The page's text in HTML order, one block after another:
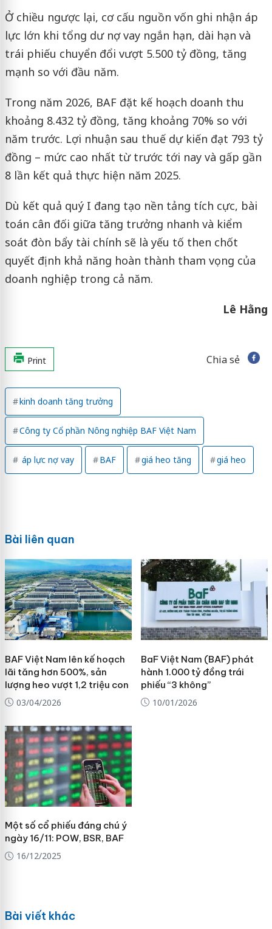
Ở chiều ngược lại, cơ cấu nguồn vốn ghi nhận áp
lực lớn khi tổng dư nợ vay ngắn hạn, dài hạn và
trái phiếu chuyển đổi vượt 5.500 tỷ đồng, tăng
mạnh so với đầu năm.
Trong năm 2026, BAF đặt kế hoạch doanh thu
khoảng 8.432 tỷ đồng, tăng khoảng 70% so với
năm trước. Lợi nhuận sau thuế dự kiến đạt 793 tỷ
đồng – mức cao nhất từ trước tới nay và gấp gần
8 lần kết quả thực hiện năm 2025.
Dù kết quả quý I đang tạo nền tảng tích cực, bài
toán cân đối giữa tăng trưởng nhanh và kiểm
soát đòn bẩy tài chính sẽ là yếu tố then chốt
quyết định khả năng hoàn thành tham vọng của
doanh nghiệp trong cả năm.
Lê Hằng
Print Chia sẻ
kinh doanh tăng trưởng
Công ty Cổ phần Nông nghiệp BAF Việt Nam
áp lực nợ vay BAF giá heo tăng giá heo
Bài liên quan
BAF Việt Nam lên kế hoạch
lãi tăng hơn 500%, sản
lượng heo vượt 1,2 triệu con
03/04/2026
BaF Việt Nam (BAF) phát
hành 1.000 tỷ đồng trái
phiếu “3 không”
10/01/2026
Một số cổ phiếu đáng chú ý
ngày 16/11: POW, BSR, BAF
16/12/2025
Bài viết khác